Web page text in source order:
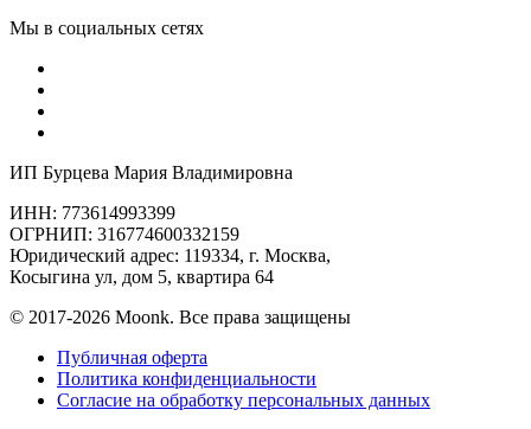
Мы в социальных сетях
ИП Бурцева Мария Владимировна
ИНН: 773614993399
ОГРНИП: 316774600332159
Юридический адрес: 119334, г. Москва,
Косыгина ул, дом 5, квартира 64
© 2017-2026 Moonk. Все права защищены
Публичная оферта
Политика конфиденциальности
Согласие на обработку персональных данных